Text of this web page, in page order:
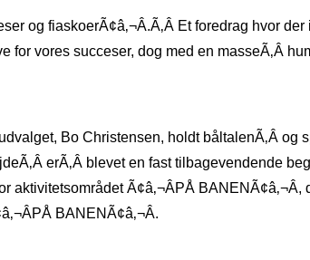
og fiaskoerÃ¢â‚¬Â.Ã‚Â Et foredrag hvor
vores succeser, dog med en masseÃ‚Â
Bo Christensen, holdt båltalenÃ‚Â og
erÃ‚Â blevet en fast tilbagevendende
Ã¢â‚¬ÂPÅ BANENÃ¢â‚¬Â,
BANENÃ¢â‚¬Â.